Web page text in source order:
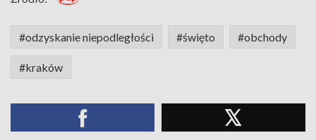
#odzyskanie niepodległości #święto #obchody
#kraków